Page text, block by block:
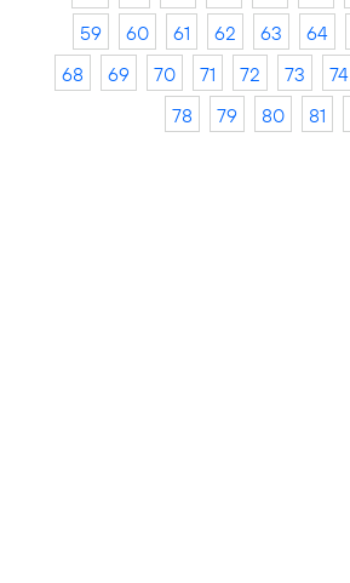
59
60 61 62 63 64
68
69 70 71 72 73 74
78
79 80 81